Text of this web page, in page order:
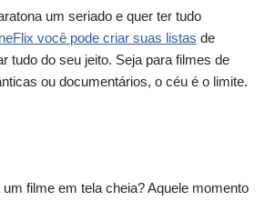
um seriado e quer ter tudo
você pode criar suas listas de
tudo do seu jeito. Seja para filmes de
ou documentários, o céu é o limite.
filme em tela cheia? Aquele momento